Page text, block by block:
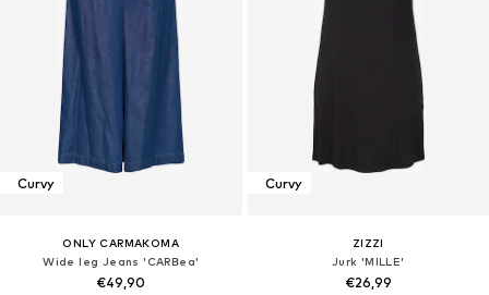
Curvy
ONLY CARMAKOMA
Wide leg Jeans 'CARBea'
€49,90
Curvy
ZIZZI
Jurk 'MILLE'
€26,99